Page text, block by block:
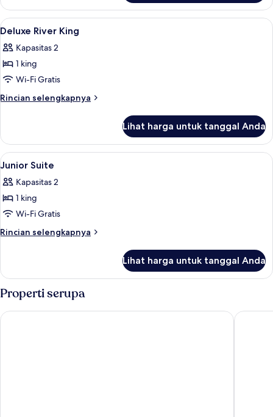
Deluxe
Garden
Lihat
semua
foto
untuk
Deluxe
River
Minibar, brankas, meja kerja, dan
4
Deluxe River King
Kapasitas 2
1 king
Wi-Fi Gratis
Rincian selengkapnya
Rincian
Deluxe
River
King
Lihat harga untuk tanggal Anda
Lihat
semua
foto
untuk
Junior
Suite
Minibar, brankas, meja kerja, dan
5
Junior Suite
Kapasitas 2
1 king
Wi-Fi Gratis
Rincian selengkapnya
Rincian
Junior
Lihat harga untuk tanggal Anda
Properti serupa
Wyndham Garden Hoi An Cua Dai Beach Hoi An